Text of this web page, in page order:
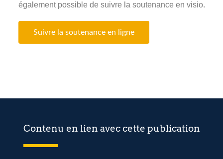
également possible de suivre la soutenance en visio.
Suivre la soutenance en ligne
Contenu en lien avec cette publication